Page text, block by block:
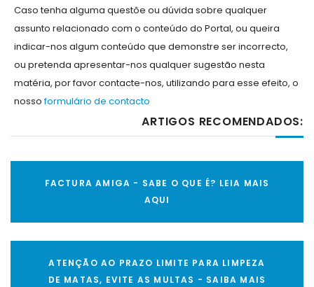
Caso tenha alguma questõe ou dúvida sobre qualquer
assunto relacionado com o conteúdo do Portal, ou queira
indicar-nos algum conteúdo que demonstre ser incorrecto,
ou pretenda apresentar-nos qualquer sugestão nesta
matéria, por favor contacte-nos, utilizando para esse efeito, o
nossoformulário de contacto
ARTIGOS RECOMENDADOS:
FACTURA AMIGA - SABE O QUE É? LEIA MAIS
AQUI
ATENÇÃO AO PRAZO LIMITE PARA LIMPEZA
DE MATAS, EVITE AS MULTAS - SAIBA MAIS